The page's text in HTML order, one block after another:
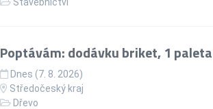
Poptávám: dodávku briket, 1 paleta
Dnes (7. 8. 2026)
Středočeský kraj
Dřevo